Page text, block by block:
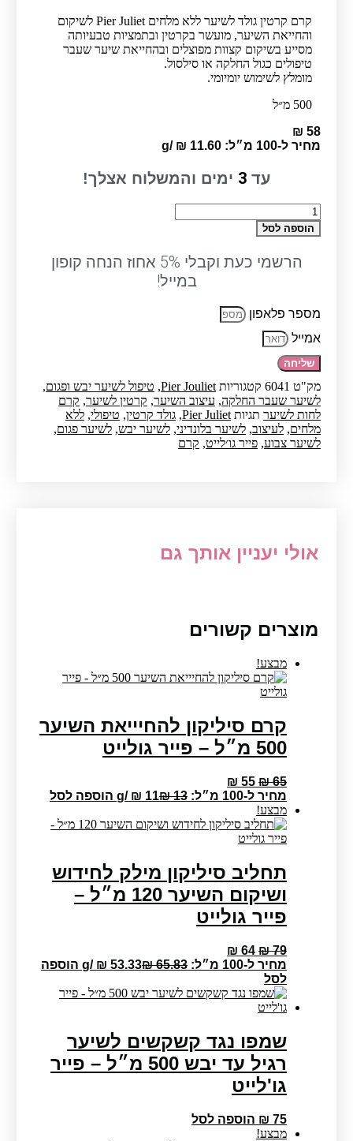
‬והחייאת‭ ‬השיער,‬‭ ‬מועשר‭ ‬בקרטין‭ ‬ובתמציות‭ ‬טבעיות‭ה
‬מסייע‭ ‬בשיקום‭ ‬קצוות‭ ‬מפוצלים‭ ‬ובהחייאת‭ ‬שיער‭ ‬שעבר‭
‬טיפולים‭ ‬כגול‭ ‬החלקה‭ ‬או‭ ‬סילסול.‭ ‬
מומלץ‭ ‬לשימוש‭ ‬יומיומי‭.‬
500 מ״ל
₪ 58
מחיר ל-100 מ״ל:
₪ 11.60
/
g
עד 3 ימים והמשלוח אצלך!
כמות
של
קרם
מ״ל
פייר
הוספה לסל
הרשמי כעת וקבלי 5% אחוז הנחה קופון
במייל!
מספר פלאפון
אמייל
שליחה
מק"ט 6041 קטגוריות Pier Jouliet
, טיפול לשיער יבש ופגום,
לשיער שעבר החלקה, עיצוב השיער, קרטין לשיער, קרם
לחות לשיער תגיות Pier Juliet
, גולד קרטין, טיפולי, ללא
מלחים, לעיצוב, לשיער בלונדיני, לשיער יבש, לשיער פגום,
לשיער צבוע, פייר גו׳לייט, קרם
אולי יעניין אותך גם
מוצרים קשורים
מבצע!
קרם סיליקון להחיייאת השיער
500 מ״ל – פייר גולייט
₪65
המחיר
המקורי
₪ 65.
₪ 55
המחיר
הנוכחי
₪ 55.
מחיר ל-100 מ״ל: ₪13
₪ 11
/
g הוספה לסל
מבצע!
תחליב סיליקון מילק לחידוש
ושיקום השיער 120 מ״ל –
פייר גולייט
₪79
המחיר
המקורי
₪ 79.
₪ 64
המחיר
הנוכחי
₪ 64.
מחיר ל-100 מ״ל: ₪65.83
₪ 53.33
/
g הוספה
לסל
שמפו נגד קשקשים לשיער
רגיל עד יבש 500 מ״ל – פייר
גו'לייט
₪ 75
הוספה לסל
מבצע!